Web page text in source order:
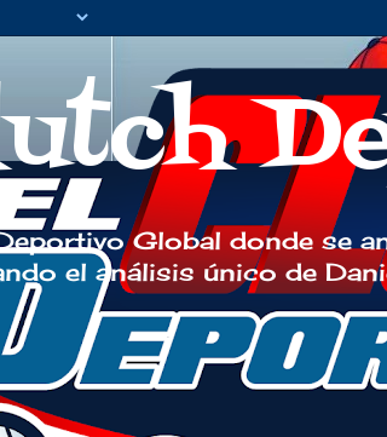
Global donde se
el análisis único de